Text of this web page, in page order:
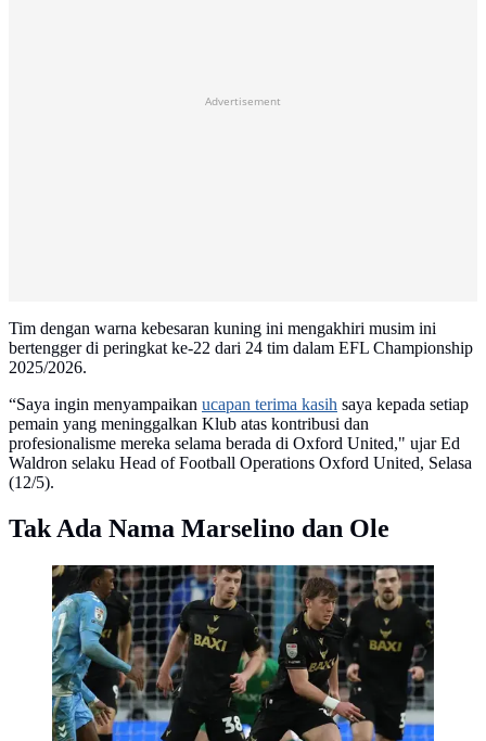
Advertisement
Tim dengan warna kebesaran kuning ini mengakhiri musim ini
bertengger di peringkat ke-22 dari 24 tim dalam EFL Championship
2025/2026.
“Saya ingin menyampaikan ucapan terima kasih saya kepada setiap
pemain yang meninggalkan Klub atas kontribusi dan
profesionalisme mereka selama berada di Oxford United," ujar Ed
Waldron selaku Head of Football Operations Oxford United, Selasa
(12/5).
Tak Ada Nama Marselino dan Ole
Aksi Ole Romeny bersama Oxford United di musim
2025/2026. (Instagram Ole Romeny)